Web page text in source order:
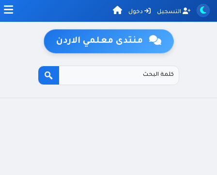
التسجيل دخول
منتدى معلمي الاردن